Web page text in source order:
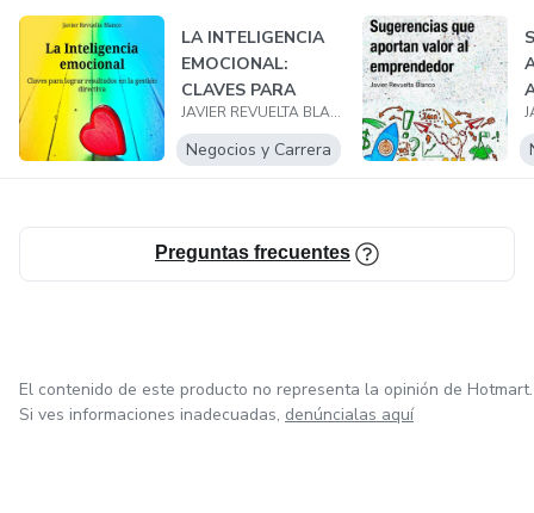
real y al ámbito profesional, ayudando a mejorar las
habilidades sociales, la toma de decisiones y la coherencia
entre lo que somos, lo que hacemos y lo que ofrecemos al
mundo. Cada formación es una invitación a unir bienestar
personal y eficacia profesional para construir una vida más
plena, consciente y alineada con los propios valores.
LA INTELIGENCIA
EMOCIONAL:
CLAVES PARA
LOGRAR
RESULTADOS EN...
JAVIER REVUELTA BLANCO
Negocios y Carrera
Preguntas frecuentes
El contenido de este producto no representa la opinión de Hotmart.
Si ves informaciones inadecuadas, denúncialas aquí